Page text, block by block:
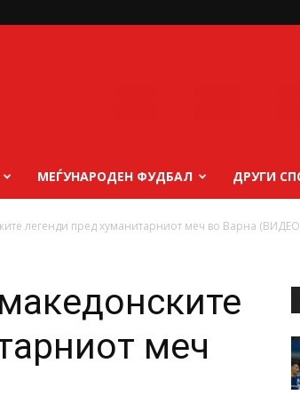
МЕЃУНАРОДЕН ФУДБАЛ ДРУГИ
легенди пред хуманитарниот меч во Варна
меч